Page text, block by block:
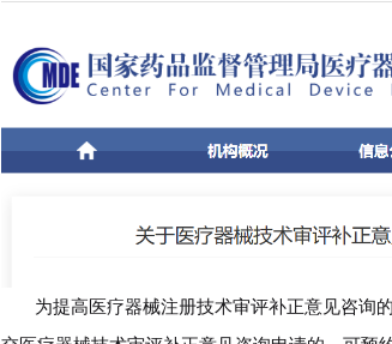
为提高医疗器械注册技术审评补正意见咨询的